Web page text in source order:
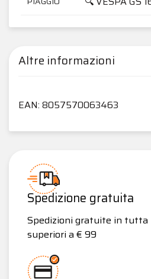
Altre informazioni
EAN: 8057570063463
Spedizione gratuita
Spedizioni gratuite in tutta
superiori a € 99